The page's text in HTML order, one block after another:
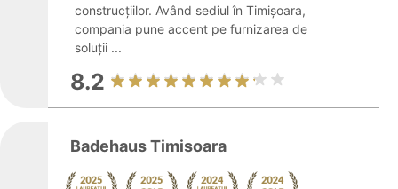
construcțiilor. Având sediul în Timișoara,
compania pune accent pe furnizarea de
soluții ...
8.2
Badehaus Timisoara